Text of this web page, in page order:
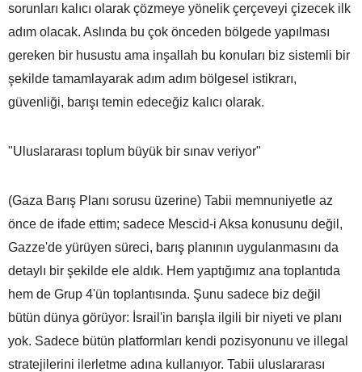
sorunları kalıcı olarak çözmeye yönelik çerçeveyi çizecek ilk
adım olacak. Aslında bu çok önceden bölgede yapılması
gereken bir husustu ama inşallah bu konuları biz sistemli bir
şekilde tamamlayarak adım adım bölgesel istikrarı,
güvenliği, barışı temin edeceğiz kalıcı olarak.
"Uluslararası toplum büyük bir sınav veriyor"
(Gaza Barış Planı sorusu üzerine) Tabii memnuniyetle az
önce de ifade ettim; sadece Mescid-i Aksa konusunu değil,
Gazze'de yürüyen süreci, barış planının uygulanmasını da
detaylı bir şekilde ele aldık. Hem yaptığımız ana toplantıda
hem de Grup 4'ün toplantısında. Şunu sadece biz değil
bütün dünya görüyor: İsrail'in barışla ilgili bir niyeti ve planı
yok. Sadece bütün platformları kendi pozisyonunu ve illegal
stratejilerini ilerletme adına kullanıyor. Tabii uluslararası